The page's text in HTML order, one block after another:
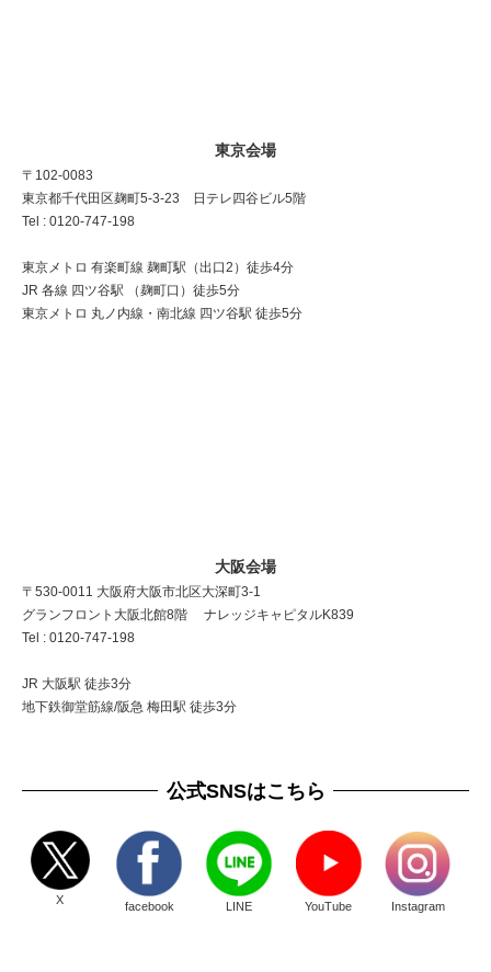
東京会場
〒102-0083
東京都千代田区麹町5-3-23 日テレ四谷ビル5階
Tel : 0120-747-198
東京メトロ 有楽町線 麹町駅（出口2）徒歩4分
JR 各線 四ツ谷駅 （麹町口）徒歩5分
東京メトロ 丸ノ内線・南北線 四ツ谷駅 徒歩5分
大阪会場
〒530-0011 大阪府大阪市北区大深町3-1
グランフロント大阪北館8階 ナレッジキャピタルK839
Tel : 0120-747-198
JR 大阪駅 徒歩3分
地下鉄御堂筋線/阪急 梅田駅 徒歩3分
公式SNSはこちら
X facebook LINE YouTube Instagram